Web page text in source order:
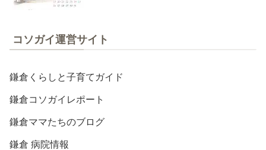
コソガイ運営サイト
鎌倉くらしと子育てガイド
鎌倉コソガイレポート
鎌倉ママたちのブログ
鎌倉 病院情報